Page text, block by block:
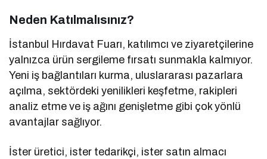
Neden Katılmalısınız?
İstanbul Hırdavat Fuarı, katılımcı ve ziyaretçilerine
yalnızca ürün sergileme fırsatı sunmakla kalmıyor.
Yeni iş bağlantıları kurma, uluslararası pazarlara
açılma, sektördeki yenilikleri keşfetme, rakipleri
analiz etme ve iş ağını genişletme gibi çok yönlü
avantajlar sağlıyor.
İster üretici, ister tedarikçi, ister satın almacı